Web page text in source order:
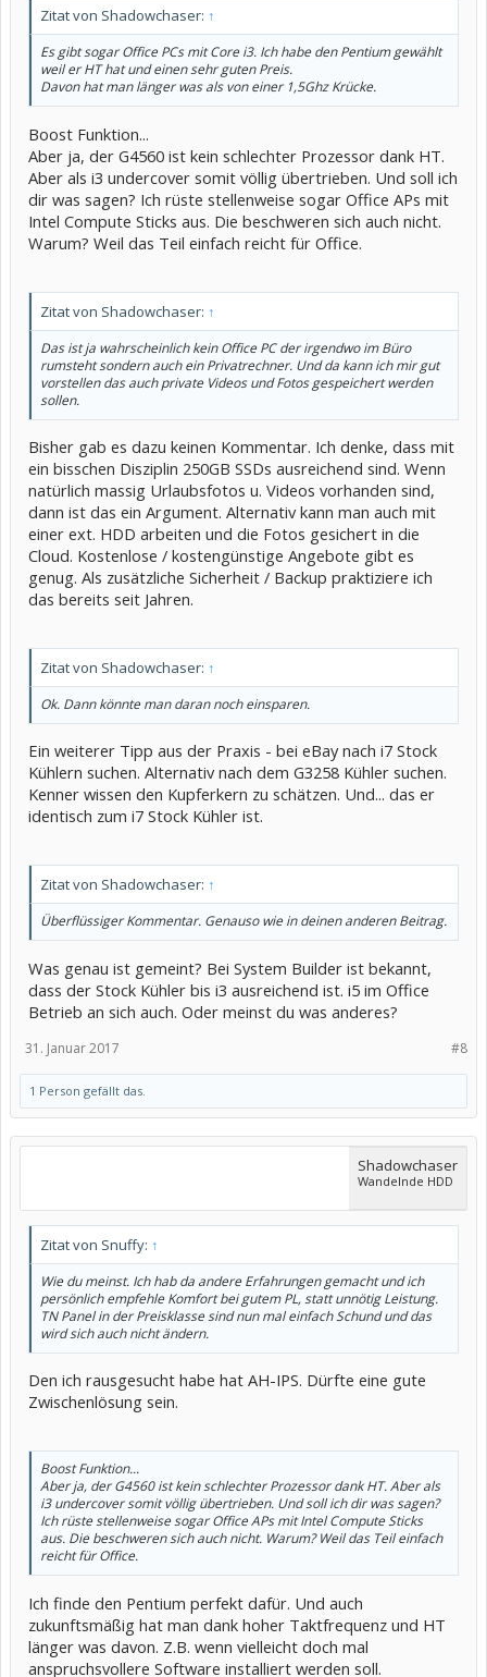
Zitat von Shadowchaser: ↑
Es gibt sogar Office PCs mit Core i3. Ich habe den Pentium gewählt
weil er HT hat und einen sehr guten Preis.
Davon hat man länger was als von einer 1,5Ghz Krücke.
Boost Funktion...
Aber ja, der G4560 ist kein schlechter Prozessor dank HT.
Aber als i3 undercover somit völlig übertrieben. Und soll ich
dir was sagen? Ich rüste stellenweise sogar Office APs mit
Intel Compute Sticks aus. Die beschweren sich auch nicht.
Warum? Weil das Teil einfach reicht für Office.
Zitat von Shadowchaser: ↑
Das ist ja wahrscheinlich kein Office PC der irgendwo im Büro
rumsteht sondern auch ein Privatrechner. Und da kann ich mir gut
vorstellen das auch private Videos und Fotos gespeichert werden
sollen.
Bisher gab es dazu keinen Kommentar. Ich denke, dass mit
ein bisschen Disziplin 250GB SSDs ausreichend sind. Wenn
natürlich massig Urlaubsfotos u. Videos vorhanden sind,
dann ist das ein Argument. Alternativ kann man auch mit
einer ext. HDD arbeiten und die Fotos gesichert in die
Cloud. Kostenlose / kostengünstige Angebote gibt es
genug. Als zusätzliche Sicherheit / Backup praktiziere ich
das bereits seit Jahren.
Zitat von Shadowchaser: ↑
Ok. Dann könnte man daran noch einsparen.
Ein weiterer Tipp aus der Praxis - bei eBay nach i7 Stock
Kühlern suchen. Alternativ nach dem G3258 Kühler suchen.
Kenner wissen den Kupferkern zu schätzen. Und... das er
identisch zum i7 Stock Kühler ist.
Zitat von Shadowchaser: ↑
Überflüssiger Kommentar. Genauso wie in deinen anderen Beitrag.
Was genau ist gemeint? Bei System Builder ist bekannt,
dass der Stock Kühler bis i3 ausreichend ist. i5 im Office
Betrieb an sich auch. Oder meinst du was anderes?
#8
31. Januar 2017
1 Person gefällt das.
Shadowchaser
Wandelnde HDD
Zitat von Snuffy: ↑
Wie du meinst. Ich hab da andere Erfahrungen gemacht und ich
persönlich empfehle Komfort bei gutem PL, statt unnötig Leistung.
TN Panel in der Preisklasse sind nun mal einfach Schund und das
wird sich auch nicht ändern.
Den ich rausgesucht habe hat AH-IPS. Dürfte eine gute
Zwischenlösung sein.
Boost Funktion...
Aber ja, der G4560 ist kein schlechter Prozessor dank HT. Aber als
i3 undercover somit völlig übertrieben. Und soll ich dir was sagen?
Ich rüste stellenweise sogar Office APs mit Intel Compute Sticks
aus. Die beschweren sich auch nicht. Warum? Weil das Teil einfach
reicht für Office.
Ich finde den Pentium perfekt dafür. Und auch
zukunftsmäßig hat man dank hoher Taktfrequenz und HT
länger was davon. Z.B. wenn vielleicht doch mal
anspruchsvollere Software installiert werden soll.